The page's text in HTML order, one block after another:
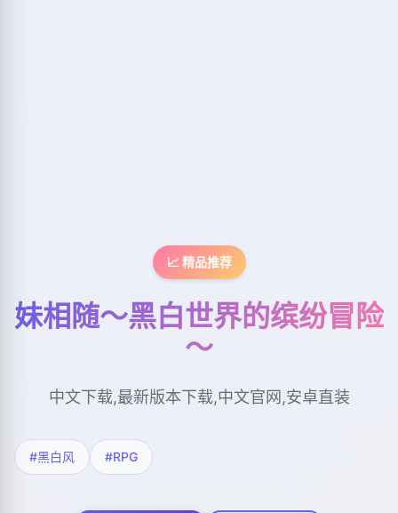
📈 精品推荐
妹相随～黑白世界的缤纷冒险
～
中文下载,最新版本下载,中文官网,安卓直装
#黑白风 #RPG